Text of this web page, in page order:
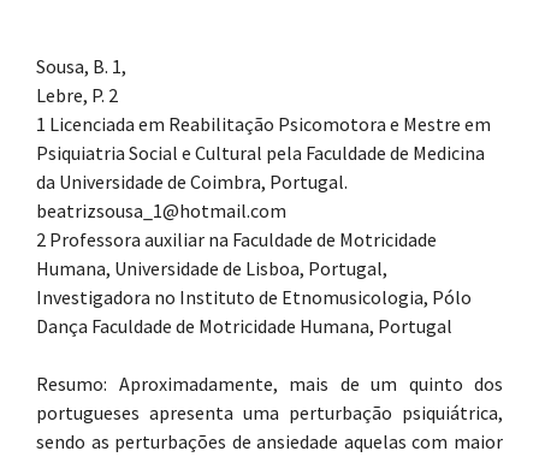
Sousa, B. 1,
Lebre, P. 2
1 Licenciada em Reabilitação Psicomotora e Mestre em
Psiquiatria Social e Cultural pela Faculdade de Medicina
da Universidade de Coimbra, Portugal.
beatrizsousa_1@hotmail.com
2 Professora auxiliar na Faculdade de Motricidade
Humana, Universidade de Lisboa, Portugal,
Investigadora no Instituto de Etnomusicologia, Pólo
Dança Faculdade de Motricidade Humana, Portugal
Resumo: Aproximadamente, mais de um quinto dos
portugueses apresenta uma perturbação psiquiátrica,
sendo as perturbações de ansiedade aquelas com maior